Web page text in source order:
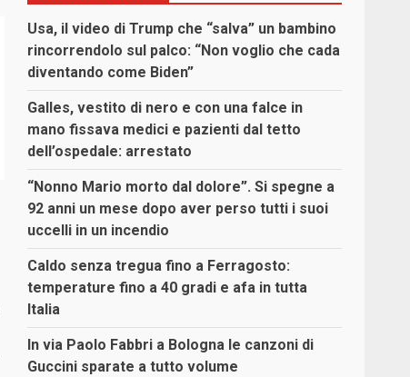
Usa, il video di Trump che “salva” un bambino
rincorrendolo sul palco: “Non voglio che cada
diventando come Biden”
Galles, vestito di nero e con una falce in
mano fissava medici e pazienti dal tetto
dell’ospedale: arrestato
“Nonno Mario morto dal dolore”. Si spegne a
92 anni un mese dopo aver perso tutti i suoi
uccelli in un incendio
Caldo senza tregua fino a Ferragosto:
temperature fino a 40 gradi e afa in tutta
Italia
In via Paolo Fabbri a Bologna le canzoni di
Guccini sparate a tutto volume